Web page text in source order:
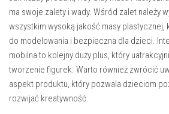
ma swoje zalety i wady. Wśród zalet należy
wszystkim wysoką jakość masy plastycznej,
do modelowania i bezpieczna dla dzieci.
mobilna to kolejny duży plus, który
tworzenie figurek. Warto również zwrócić
aspekt produktu, który pozwala dzieciom
rozwijać kreatywność.